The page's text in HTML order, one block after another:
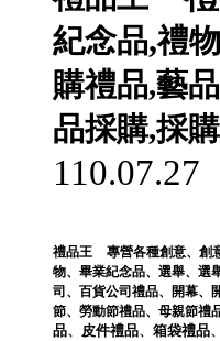
紀念品,禮物
購禮品,藝品
品採購,採
110.07.27
禮品王 專營各種創意、 創
物、 畢業紀念品、 選舉、 選
司 、 百貨公司禮品、 開幕、
節、 勞動節禮品、 母親節禮
品、 皮件禮品、 箱袋禮品、